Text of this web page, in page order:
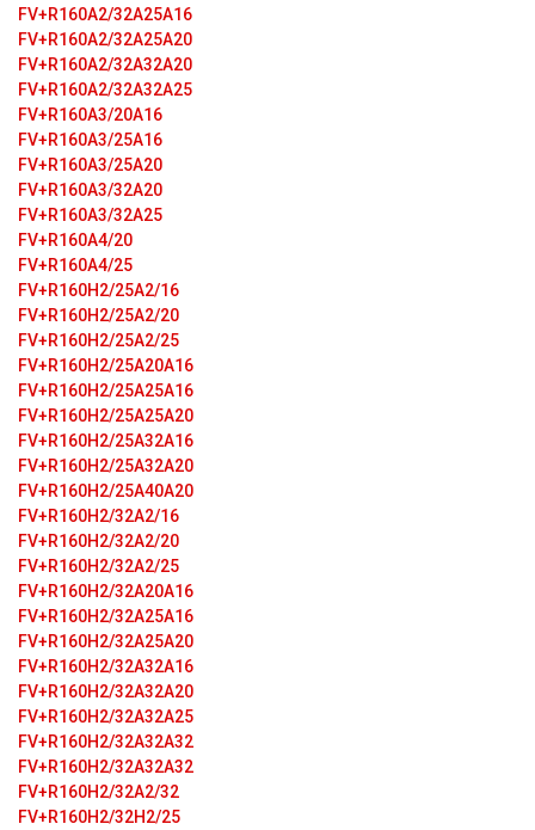
FV+R160A2/32A25A16
FV+R160A2/32A25A20
FV+R160A2/32A32A20
FV+R160A2/32A32A25
FV+R160A3/20A16
FV+R160A3/25A16
FV+R160A3/25A20
FV+R160A3/32A20
FV+R160A3/32A25
FV+R160A4/20
FV+R160A4/25
FV+R160H2/25A2/16
FV+R160H2/25A2/20
FV+R160H2/25A2/25
FV+R160H2/25A20A16
FV+R160H2/25A25A16
FV+R160H2/25A25A20
FV+R160H2/25A32A16
FV+R160H2/25A32A20
FV+R160H2/25A40A20
FV+R160H2/32A2/16
FV+R160H2/32A2/20
FV+R160H2/32A2/25
FV+R160H2/32A20A16
FV+R160H2/32A25A16
FV+R160H2/32A25A20
FV+R160H2/32A32A16
FV+R160H2/32A32A20
FV+R160H2/32A32A25
FV+R160H2/32A32A32
FV+R160H2/32A32A32
FV+R160H2/32A2/32
FV+R160H2/32H2/25